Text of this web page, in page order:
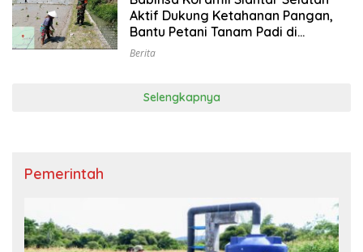
Aktif Dukung Ketahanan Pangan,
Bantu Petani Tanam Padi di
Simarimbun
Berita
Selengkapnya
Pemerintah